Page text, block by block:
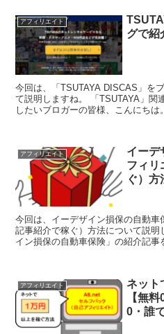
アフィリエイト
グで紹
今回は、「TSUTAYA DISCAS」を
て説明しますね。 「TSUTAYA」関連サービスで、アフィリエイトを
アフィリエイト
イーデ
フィリ
ぐ）方
今回は、イーデザイン損保の自動
記事紹介で稼ぐ）方法について説明しますね。 ブロ
イン損保の自動車保険」の紹介記
アフィリエイト
ネット
【無
0・誰